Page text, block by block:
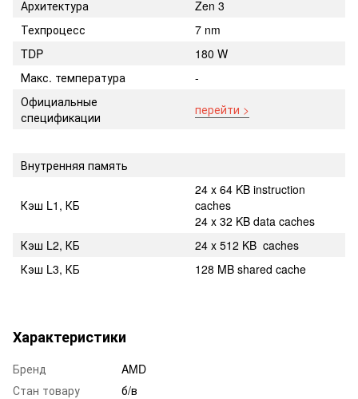
Архитектура
Zen 3
Техпроцесс
7 nm
TDP
180 W
Макс. температура
-
Официальные
спецификации
перейти >
Внутренняя память
Кэш L1, КБ
24 x 64 KB instruction
caches
24 x 32 KB data caches
Кэш L2, КБ
24 x 512 KB caches
Кэш L3, КБ
128 MB shared cache
Характеристики
Бренд
AMD
Стан товару
б/в